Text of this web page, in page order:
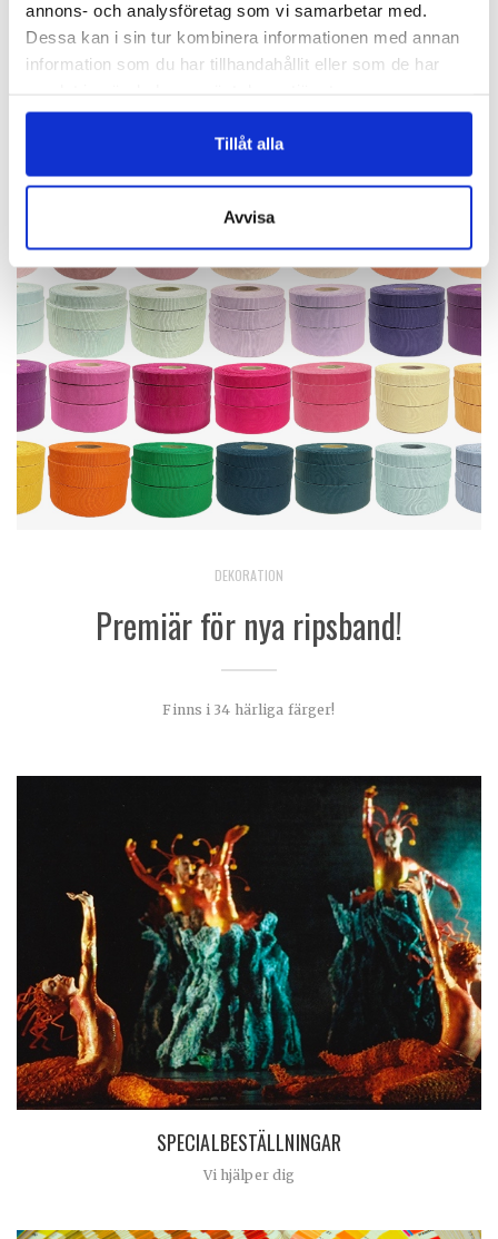
annons- och analysföretag som vi samarbetar med.
Dessa kan i sin tur kombinera informationen med annan
information som du har tillhandahållit eller som de har
Tillåt alla
Avvisa
BLOMMOR
Vackra Pioner!
Finns i 15 färger!
DEKORATION
Premiär för nya ripsband!
Finns i 34 härliga färger!
SPECIALBESTÄLLNINGAR
Vi hjälper dig